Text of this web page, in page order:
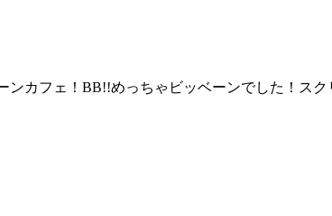
ンカフェ！BB!!めっちゃビッベーンでした！ス